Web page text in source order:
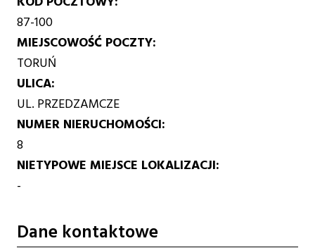
87-100
MIEJSCOWOŚĆ POCZTY
TORUŃ
ULICA
UL. PRZEDZAMCZE
NUMER NIERUCHOMOŚCI
8
NIETYPOWE MIEJSCE LOKALIZACJI
-
Dane kontaktowe